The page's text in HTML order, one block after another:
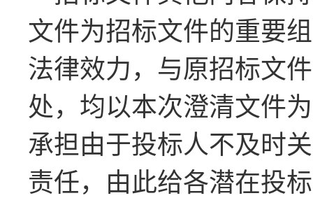
文件为招标文件的重要
法律效力，与原招标文
处，均以本次澄清文件
承担由于投标人不及时
责任，由此给各潜在投